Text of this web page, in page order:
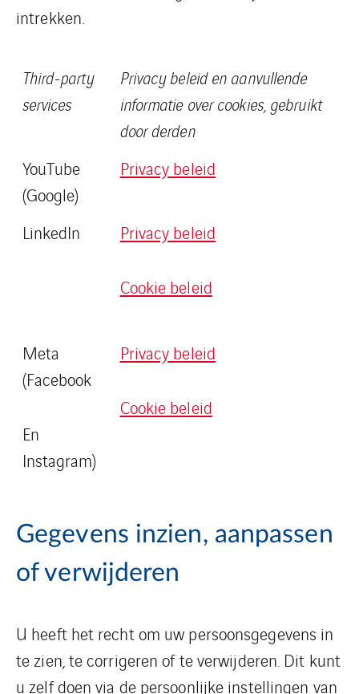
intrekken.
Third-party
services
Privacy beleid en aanvullende
informatie over cookies, gebruikt
door derden
YouTube
(Google)
Privacy beleid
LinkedIn Privacy beleid
Cookie beleid
Meta
(Facebook
En
Instagram)
Privacy beleid
Cookie beleid
Gegevens inzien, aanpassen
of verwijderen
U heeft het recht om uw persoonsgegevens in
te zien, te corrigeren of te verwijderen. Dit kunt
u zelf doen via de persoonlijke instellingen van